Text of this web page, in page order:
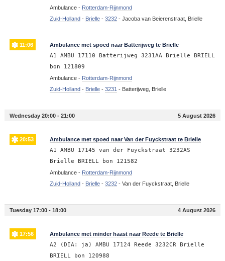
Ambulance - Rotterdam-Rijnmond
Zuid-Holland- Brielle- 3232- Jacoba van Beierenstraat, Brielle
11:06 Ambulance met spoed naar Batterijweg te Brielle
A1 AMBU 17110 Batterijweg 3231AA Brielle BRIELL
bon 121809
Ambulance - Rotterdam-Rijnmond
Zuid-Holland- Brielle- 3231 - Batterijweg, Brielle
Wednesday 20:00 - 21:00 5 August 2026
20:53 Ambulance met spoed naar Van der Fuyckstraat te Brielle
A1 AMBU 17145 van der Fuyckstraat 3232AS
Brielle BRIELL bon 121582
Ambulance - Rotterdam-Rijnmond
Zuid-Holland- Brielle- 3232- Van der Fuyckstraat, Brielle
Tuesday 17:00 - 18:00 4 August 2026
17:56 Ambulance met minder haast naar Reede te Brielle
A2 (DIA: ja) AMBU 17124 Reede 3232CR Brielle
BRIELL bon 120988